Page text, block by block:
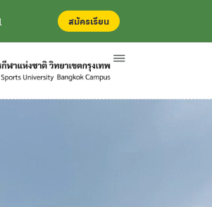
สมัครเรียน